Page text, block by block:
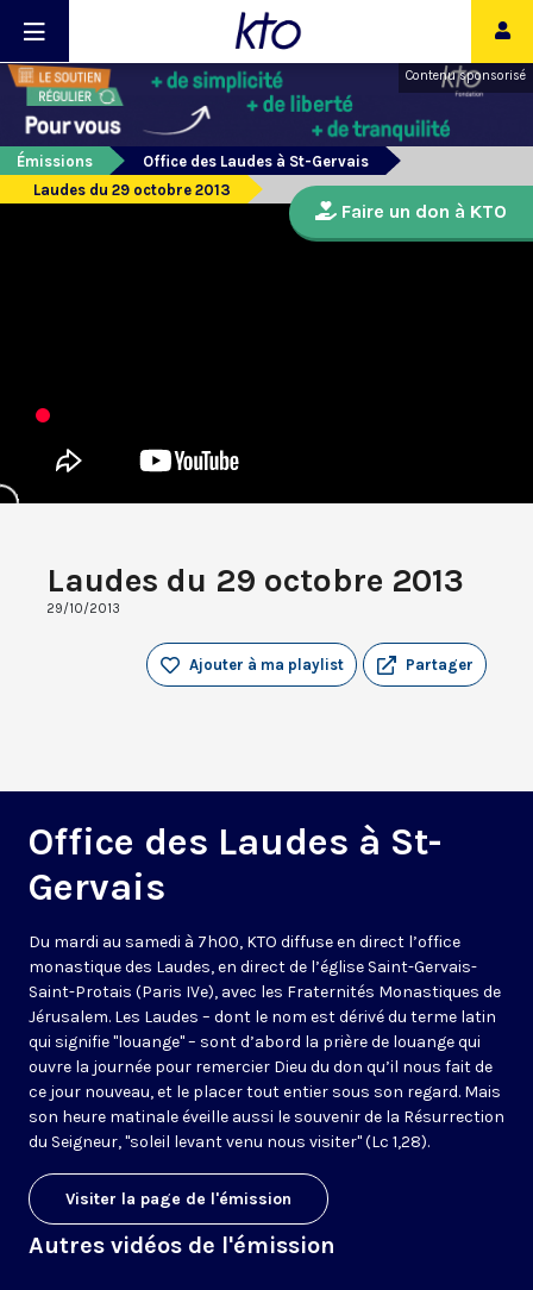
Contenu sponsorisé
Émissions
Office des Laudes à St-Gervais
Laudes du 29 octobre 2013
Laudes du 29 octobre 2013
29/10/2013
Partager
Ajouter à ma playlist
Office des Laudes à St-
Gervais
Du mardi au samedi à 7h00, KTO diffuse en direct l’office
monastique des Laudes, en direct de l’église Saint-Gervais-
Saint-Protais (Paris IVe), avec les Fraternités Monastiques de
Jérusalem. Les Laudes – dont le nom est dérivé du terme latin
qui signifie "louange" – sont d’abord la prière de louange qui
ouvre la journée pour remercier Dieu du don qu’il nous fait de
ce jour nouveau, et le placer tout entier sous son regard. Mais
son heure matinale éveille aussi le souvenir de la Résurrection
du Seigneur, "soleil levant venu nous visiter" (Lc 1,28).
Visiter la page de l'émission
Autres vidéos de l'émission
Faire un don à KTO